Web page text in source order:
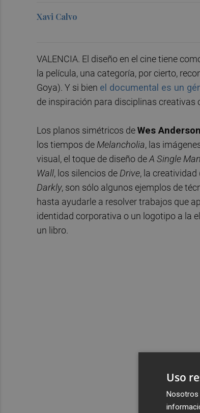
Xavi Calvo
VALENCIA. El diseño en el cine tiene
la película, una categoría, por cierto,
Goya). Y si bien el documental es un
de inspiración para disciplinas creativas
Los planos simétricos deWes Anderson
los tiempos de Melancholia, las
visual, el toque de diseño deA Single Man
Wall, los silencios de Drive, la creatividad
Darkly, son sólo algunos ejemplos de
hasta ayudarle a resolver trabajos que
identidad corporativa o un logotipo a la
un libro.
Uso
Nosotros